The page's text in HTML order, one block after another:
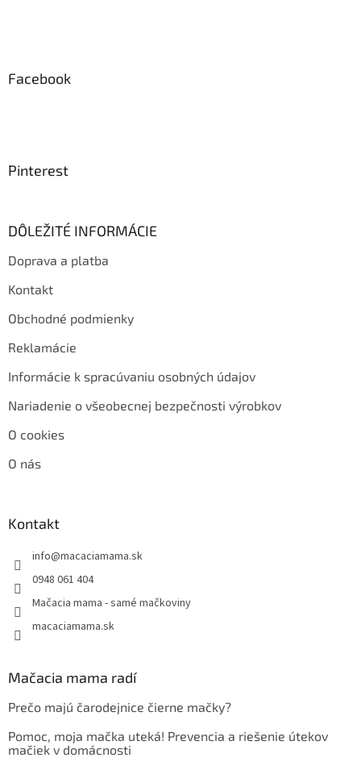
Facebook
Pinterest
DÔLEŽITÉ INFORMÁCIE
Doprava a platba
Kontakt
Obchodné podmienky
Reklamácie
Informácie k spracúvaniu osobných údajov
Nariadenie o všeobecnej bezpečnosti výrobkov
O cookies
O nás
Kontakt
info@macaciamama.sk
0948 061 404
Mačacia mama - samé mačkoviny
macaciamama.sk
Mačacia mama radí
Prečo majú čarodejnice čierne mačky?
Pomoc, moja mačka uteká! Prevencia a riešenie útekov
mačiek v domácnosti